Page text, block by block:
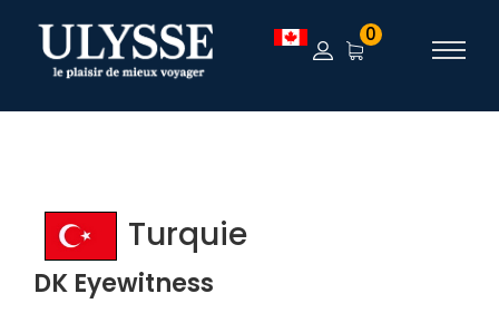
TEST 0
Turquie
DK Eyewitness